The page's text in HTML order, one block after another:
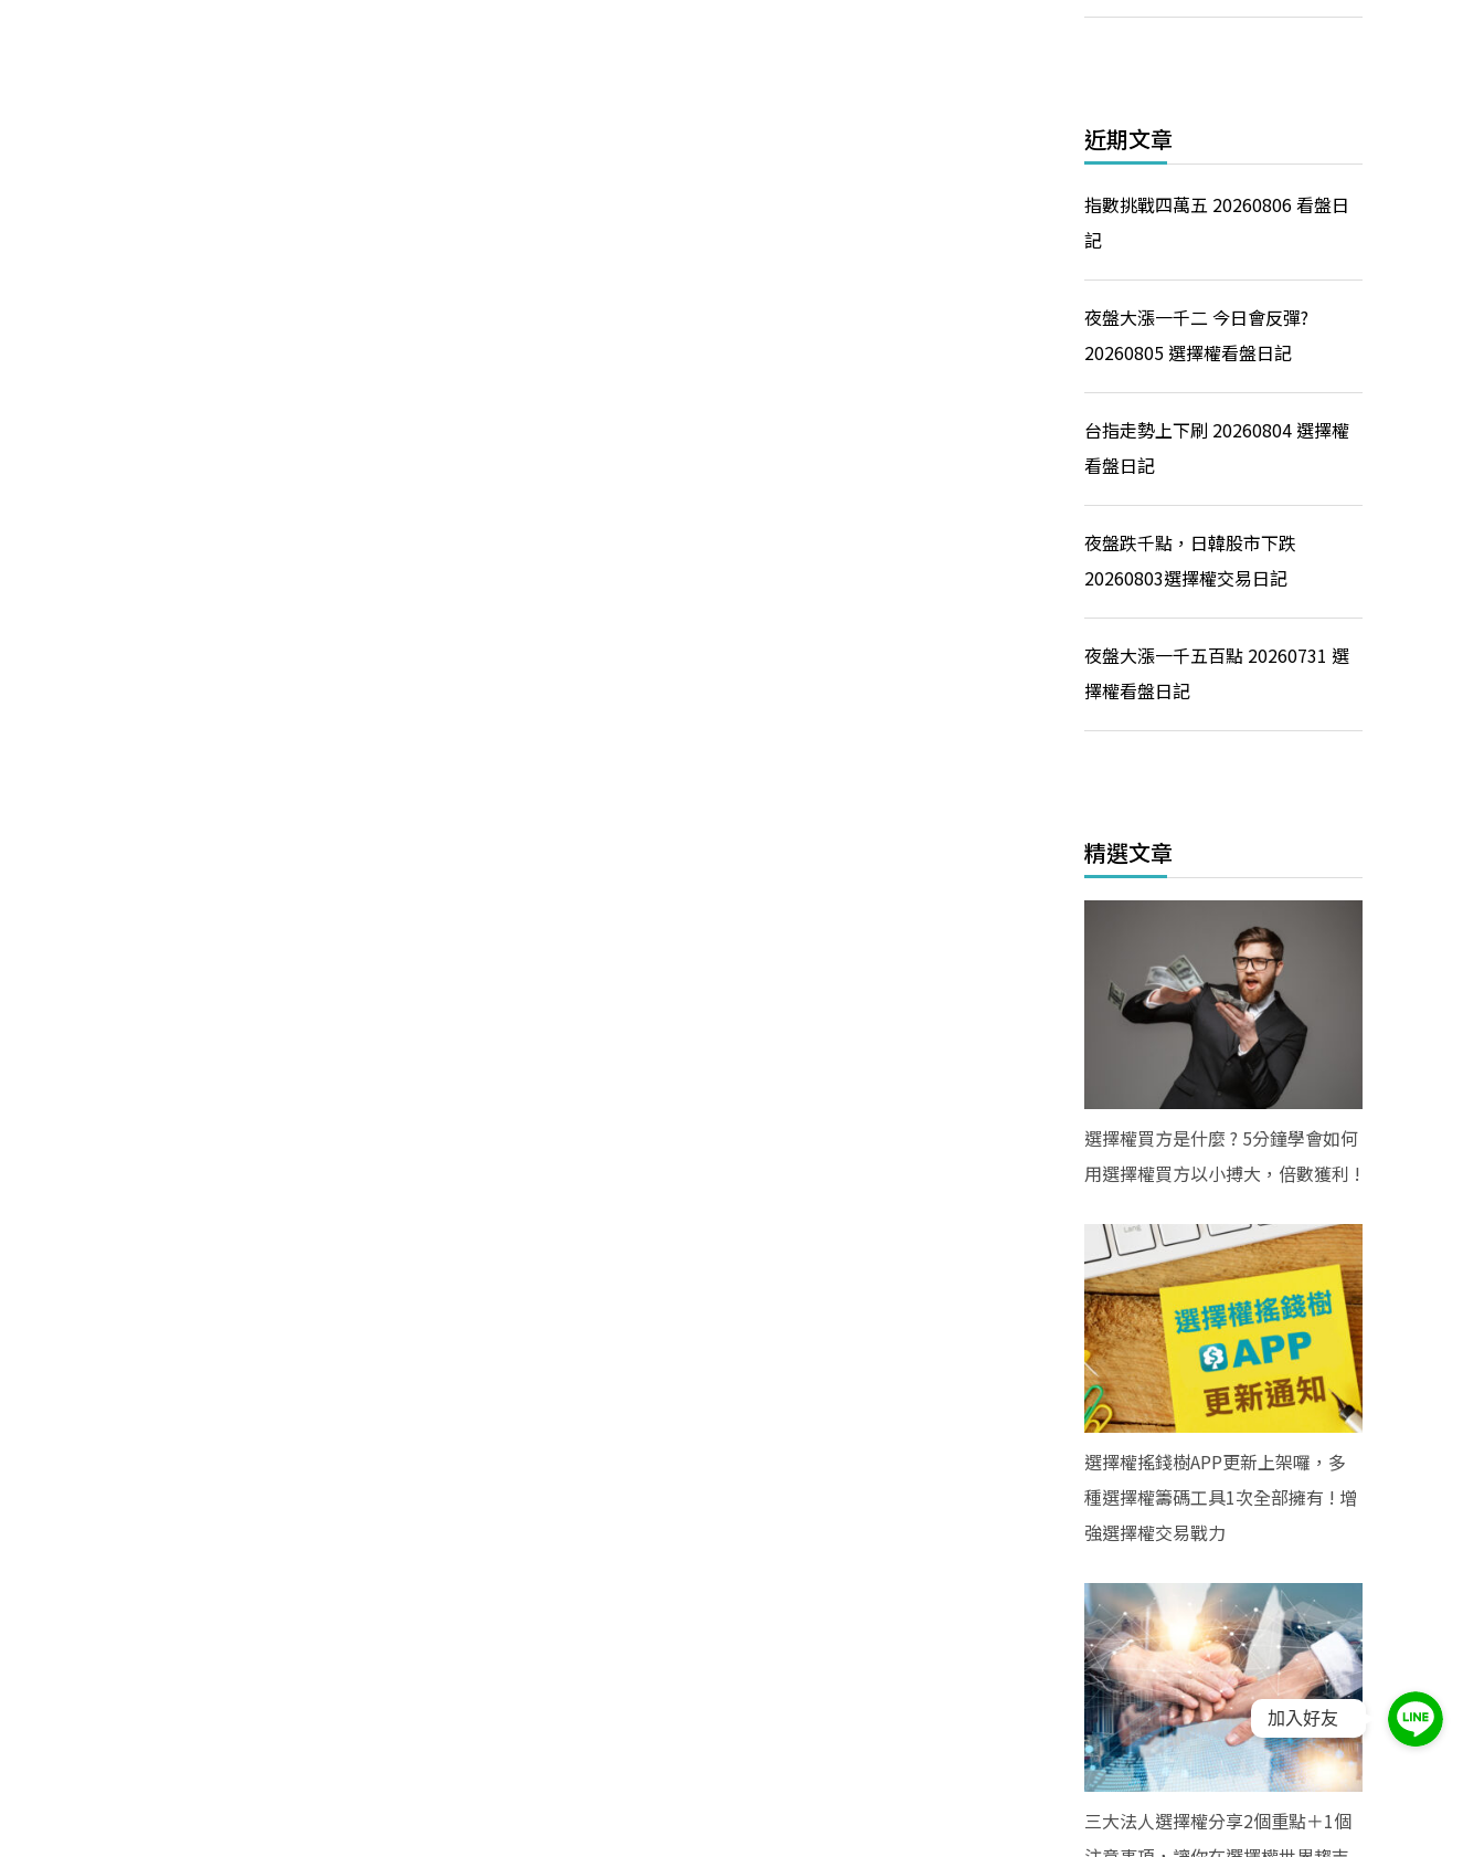
近期文章
指數挑戰四萬五 20260806 看盤日
記
夜盤大漲一千二 今日會反彈?
20260805 選擇權看盤日記
台指走勢上下刷 20260804 選擇權
看盤日記
夜盤跌千點，日韓股市下跌
20260803選擇權交易日記
夜盤大漲一千五百點 20260731 選
擇權看盤日記
精選文章
選擇權買方是什麼 ? 5分鐘學會如何
用選擇權買方以小搏大，倍數獲利 !
選擇權搖錢樹APP更新上架囉，多
種選擇權籌碼工具1次全部擁有 ! 增
強選擇權交易戰力
三大法人選擇權分享2個重點＋1個
加入好友